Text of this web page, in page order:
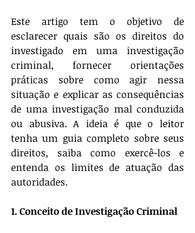
Este artigo tem o objetivo de
esclarecer quais são os direitos do
investigado em uma investigação
criminal, fornecer orientações
práticas sobre como agir nessa
situação e explicar as consequências
de uma investigação mal conduzida
ou abusiva. A ideia é que o leitor
tenha um guia completo sobre seus
direitos, saiba como exercê-los e
entenda os limites de atuação das
autoridades.
1. Conceito de Investigação Criminal